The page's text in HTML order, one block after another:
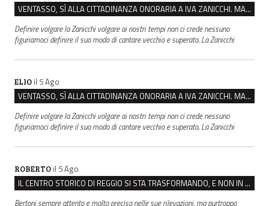
VENTASSO, SÌ ALLA CITTADINANZA ONORARIA A IVA ZANICCHI. MA BARGIACCHI: “È DI PESSIMO GUSTO”
Definire volgare la Zanicchi volgare ai nostri tempi non ci crede nessuno
figuriamoci definire il suo modo di cantare vecchio e superato. La Zanicchi
ELIO il 5 Ago
VENTASSO, SÌ ALLA CITTADINANZA ONORARIA A IVA ZANICCHI. MA BARGIACCHI: “È DI PESSIMO GUSTO”
Definire volgare la Zanicchi volgare ai nostri tempi non ci crede nessuno
figuriamoci definire il suo modo di cantare vecchio e superato. La Zanicchi
ROBERTO il 5 Ago
IL CENTRO STORICO DI REGGIO SI STA TRASFORMANDO, E NON IN MEGLIO
Bertoni sempre attento e molto preciso nelle sue rilevazioni, ma purtroppo